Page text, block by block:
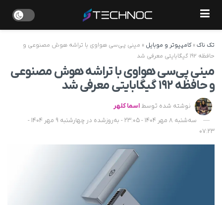
تک ناک»کامپیوتر و موبایل » مینی‌ پی‌سی هواوی با تراشه هوش مصنوعی و
حافظه ۱۹۲ گیگابایتی معرفی شد
مینی‌ پی‌سی هواوی با تراشه هوش مصنوعی
و حافظه ۱۹۲ گیگابایتی معرفی شد
نوشته شده توسط اسما کلهر
سه‌شنبه 8 مهر 1404 - 23:05 - به‌روزشده در چهارشنبه 9 مهر 1404 -
07:23